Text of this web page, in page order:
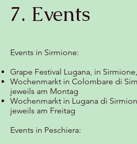
7. Events
Events in Sirmione:
Grape Festival Lugana, in
Wochenmarkt in Colombare di
jeweils am Montag
Wochenmarkt in Lugana di
jeweils am Freitag
Events in Peschiera: